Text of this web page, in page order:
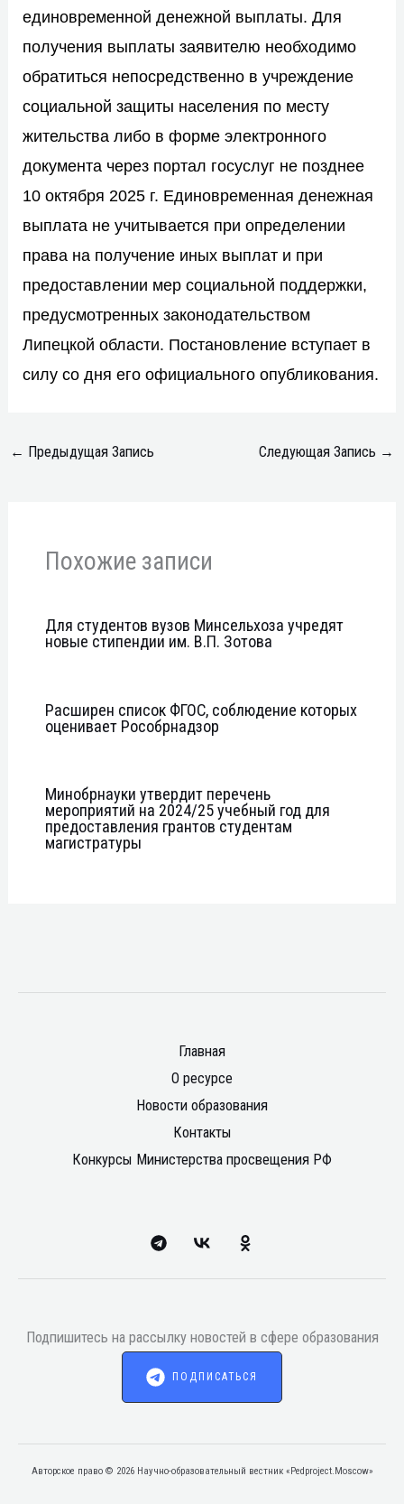
единовременной денежной выплаты. Для
получения выплаты заявителю необходимо
обратиться непосредственно в учреждение
социальной защиты населения по месту
жительства либо в форме электронного
документа через портал госуслуг не позднее
10 октября 2025 г. Единовременная денежная
выплата не учитывается при определении
права на получение иных выплат и при
предоставлении мер социальной поддержки,
предусмотренных законодательством
Липецкой области. Постановление вступает в
силу со дня его официального опубликования.
← Предыдущая Запись Следующая Запись →
Похожие записи
Для студентов вузов Минсельхоза учредят
новые стипендии им. В.П. Зотова
Расширен список ФГОС, соблюдение которых
оценивает Рособрнадзор
Минобрнауки утвердит перечень
мероприятий на 2024/25 учебный год для
предоставления грантов студентам
магистратуры
Главная
О ресурсе
Новости образования
Контакты
Конкурсы Министерства просвещения РФ
Подпишитесь на рассылку новостей в сфере образования
ПОДПИСАТЬСЯ
Авторское право © 2026 Научно-образовательный вестник «Pedproject.Moscow»